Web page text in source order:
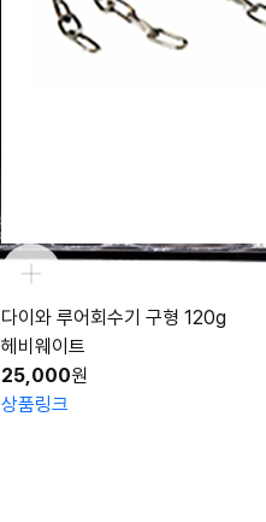
다이와 루어회수기 구형 120g
헤비웨이트
25,000원
상품링크